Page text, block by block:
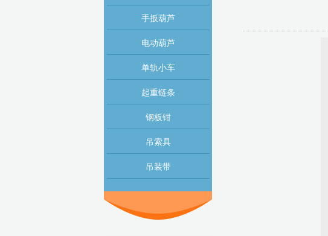
手扳葫芦
电动葫芦
单轨小车
起重链条
钢板钳
吊索具
吊装带